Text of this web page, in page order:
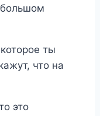
ты
что на
это